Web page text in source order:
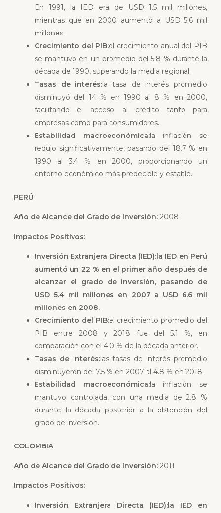
En 1991, la IED era de USD 1.5 mil millones,
mientras que en 2000 aumentó a USD 5.6 mil
millones.
Crecimiento del PIB:el crecimiento anual del PIB
se mantuvo en un promedio del 5.8 % durante la
década de 1990, superando la media regional.
Tasas de interés: la tasa de interés promedio
disminuyó del 14 % en 1990 al 8 % en 2000,
facilitando el acceso al crédito tanto para
empresas como para consumidores.
Estabilidad macroeconómica:la inflación se
redujo significativamente, pasando del 18.7 % en
1990 al 3.4 % en 2000, proporcionando un
entorno económico más predecible y estable.
PERÚ
Año de Alcance del Grado de Inversión:2008
Impactos Positivos:
Inversión Extranjera Directa (IED): la IED en Perú
aumentó un 22 % en el primer año después de
alcanzar el grado de inversión, pasando de
USD 5.4 mil millones en 2007 a USD 6.6 mil
millones en 2008.
Crecimiento del PIB:el crecimiento promedio del
PIB entre 2008 y 2018 fue del 5.1 %, en
comparación con el 4.0 % de la década anterior.
Tasas de interés:las tasas de interés promedio
disminuyeron del 7.5 % en 2007 al 4.8 % en 2018.
Estabilidad macroeconómica:la inflación se
mantuvo controlada, con una media de 2.8 %
durante la década posterior a la obtención del
grado de inversión.
COLOMBIA
Año de Alcance del Grado de Inversión:2011
Impactos Positivos:
Inversión Extranjera Directa (IED): la IED en